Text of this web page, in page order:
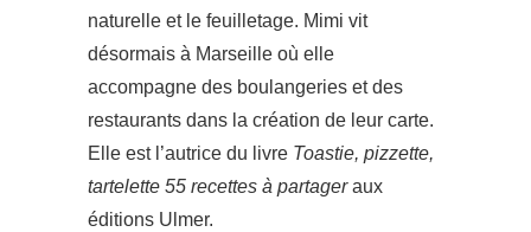
naturelle et le feuilletage. Mimi vit
désormais à Marseille où elle
accompagne des boulangeries et des
restaurants dans la création de leur carte.
Elle est l’autrice du livre Toastie, pizzette,
tartelette 55 recettes à partageraux
éditions Ulmer.